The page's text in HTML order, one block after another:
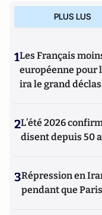
PLUS LUS
1Les Français
européenne pour
ira le grand
2L’été 2026
disent depuis 50
3Répression en
pendant que